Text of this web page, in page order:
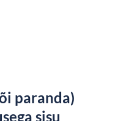
paranda)
sisu